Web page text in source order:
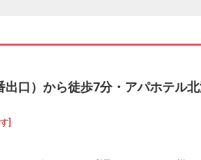
出口）から徒歩7分・アパホテル
]